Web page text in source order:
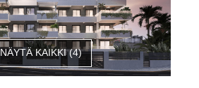
NÄYTÄ KAIKKI(4)